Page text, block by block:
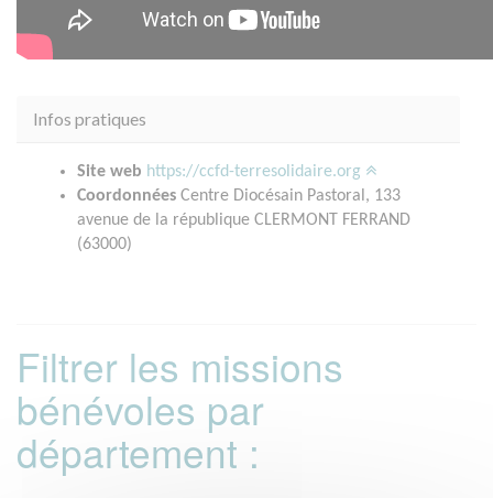
Infos pratiques
Site web https://ccfd-terresolidaire.org
Coordonnées Centre Diocésain Pastoral, 133
avenue de la république CLERMONT FERRAND
(63000)
Filtrer les missions
bénévoles par
département :